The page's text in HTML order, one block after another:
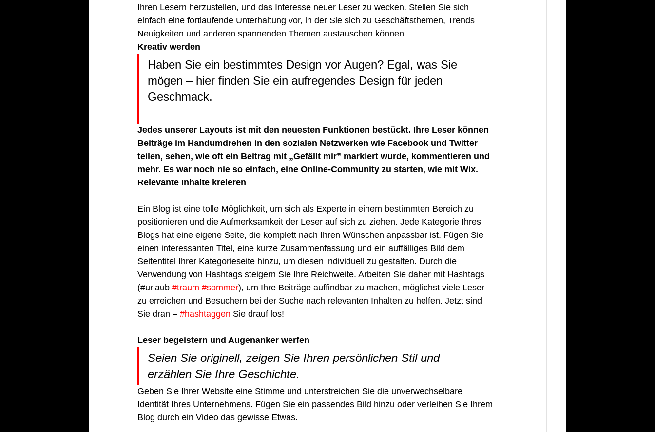
Ihren Lesern herzustellen, und das Interesse neuer Leser zu wecken. Stellen Sie sich
einfach eine fortlaufende Unterhaltung vor, in der Sie sich zu Geschäftsthemen, Trends
Neuigkeiten und anderen spannenden Themen austauschen können.
Kreativ werden
Haben Sie ein bestimmtes Design vor Augen? Egal, was Sie
mögen – hier finden Sie ein aufregendes Design für jeden
Geschmack.
Jedes unserer Layouts ist mit den neuesten Funktionen bestückt. Ihre Leser können
Beiträge im Handumdrehen in den sozialen Netzwerken wie Facebook und Twitter
teilen, sehen, wie oft ein Beitrag mit „Gefällt mir” markiert wurde, kommentieren und
mehr. Es war noch nie so einfach, eine Online-Community zu starten, wie mit Wix.
Relevante Inhalte kreieren
Ein Blog ist eine tolle Möglichkeit, um sich als Experte in einem bestimmten Bereich zu
positionieren und die Aufmerksamkeit der Leser auf sich zu ziehen. Jede Kategorie Ihres
Blogs hat eine eigene Seite, die komplett nach Ihren Wünschen anpassbar ist. Fügen Sie
einen interessanten Titel, eine kurze Zusammenfassung und ein auffälliges Bild dem
Seitentitel Ihrer Kategorieseite hinzu, um diesen individuell zu gestalten. Durch die
Verwendung von Hashtags steigern Sie Ihre Reichweite. Arbeiten Sie daher mit Hashtags
(#urlaub #traum #sommer), um Ihre Beiträge auffindbar zu machen, möglichst viele Leser
zu erreichen und Besuchern bei der Suche nach relevanten Inhalten zu helfen. Jetzt sind
Sie dran – #hashtaggen Sie drauf los!
Leser begeistern und Augenanker werfen
Seien Sie originell, zeigen Sie Ihren persönlichen Stil und
erzählen Sie Ihre Geschichte.
Geben Sie Ihrer Website eine Stimme und unterstreichen Sie die unverwechselbare
Identität Ihres Unternehmens. Fügen Sie ein passendes Bild hinzu oder verleihen Sie Ihrem
Blog durch ein Video das gewisse Etwas.